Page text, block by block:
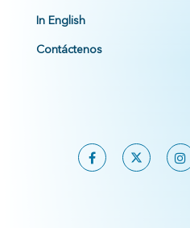
In English
Contáctenos